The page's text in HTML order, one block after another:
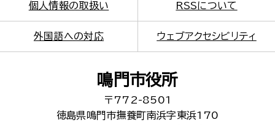
個人情報の取扱い RSSについて
外国語への対応 ウェブアクセシビリティ
鳴門市役所
〒772-8501
徳島県鳴門市撫養町南浜字東浜170